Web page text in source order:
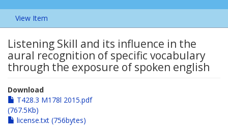
View Item
Listening Skill and its influence in the
aural recognition of specific vocabulary
through the exposure of spoken english
Download
T428.3 M178l 2015.pdf
(767.5Kb)
license.txt (756bytes)